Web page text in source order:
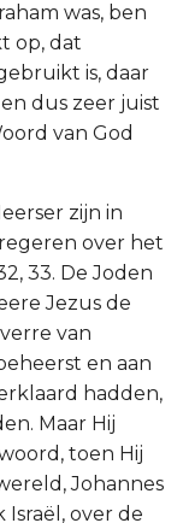
was, ben
op, dat
is, daar
dus zeer juist
van God
zijn in
over het
33. De Joden
Jezus de
van
en aan
hadden,
Maar Hij
toen Hij
Johannes
Israël, over de